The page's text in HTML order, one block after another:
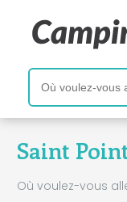
Saint
Où voulez-vous